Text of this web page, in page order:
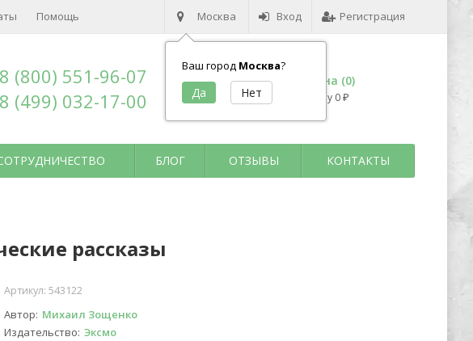
Москва
Ваш город Москва?
Вход Регистрация
Помощь
8 (800) 551-96-07
8 (499) 032-17-00
Корзина (0)
на сумму 0 ₽
БЛОГ ОТЗЫВЫ КОНТАКТЫ
рассказы
Артикул: 543122
Автор Михаил Зощенко
Издательство Эксмо